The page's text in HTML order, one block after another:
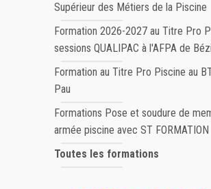
Supérieur des Métiers de la Piscine
Formation 2026-2027 au Titre Pro
sessions QUALIPAC à l'AFPA de
Formation au Titre Pro Piscine au
Pau
Formations Pose et soudure de
armée piscine avec ST FORMATION
Toutes les formations